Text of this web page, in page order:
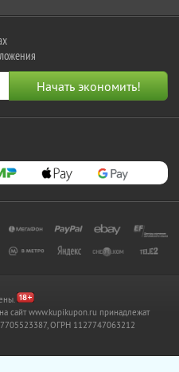
сайт www.kupikupon.ru принадлежат
ОГРН 1127747063212